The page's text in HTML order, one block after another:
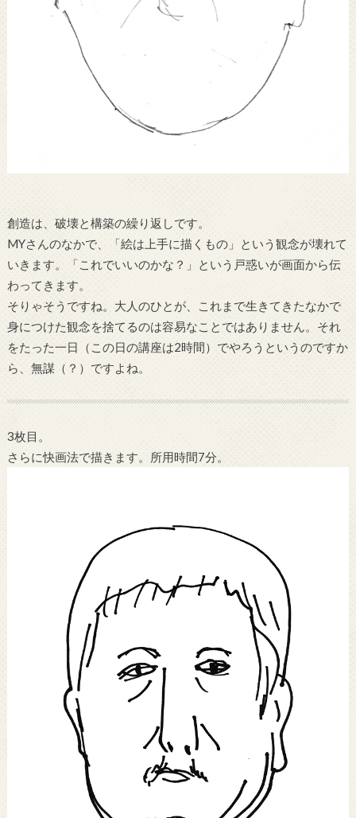
創造は、破壊と構築の繰り返しです。
MYさんのなかで、「絵は上手に描くもの」という観念が壊れて
いきます。「これでいいのかな？」という戸惑いが画面から伝
わってきます。
そりゃそうですね。大人のひとが、これまで生きてきたなかで
身につけた観念を捨てるのは容易なことではありません。それ
をたった一日（この日の講座は2時間）でやろうというのですか
ら、無謀（？）ですよね。
3枚目。
さらに快画法で描きます。所用時間7分。